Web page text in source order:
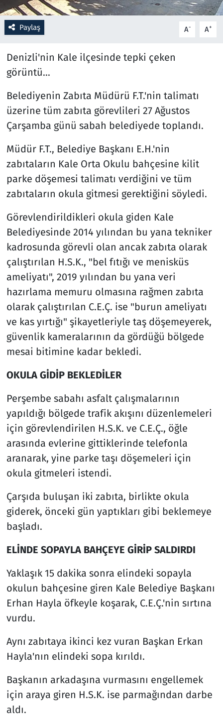
Paylaş A- A+
Denizli'nin Kale ilçesinde tepki çeken
görüntü...
Belediyenin Zabıta Müdürü F.T.'nin talimatı
üzerine tüm zabıta görevlileri 27 Ağustos
Çarşamba günü sabah belediyede toplandı.
Müdür F.T., Belediye Başkanı E.H.'nin
zabıtaların Kale Orta Okulu bahçesine kilit
parke döşemesi talimatı verdiğini ve tüm
zabıtaların okula gitmesi gerektiğini söyledi.
Görevlendirildikleri okula giden Kale
Belediyesinde 2014 yılından bu yana tekniker
kadrosunda görevli olan ancak zabıta olarak
çalıştırılan H.S.K., "bel fıtığı ve menisküs
ameliyatı", 2019 yılından bu yana veri
hazırlama memuru olmasına rağmen zabıta
olarak çalıştırılan C.E.Ç. ise "burun ameliyatı
ve kas yırtığı" şikayetleriyle taş döşemeyerek,
güvenlik kameralarının da gördüğü bölgede
mesai bitimine kadar bekledi.
OKULA GİDİP BEKLEDİLER
Perşembe sabahı asfalt çalışmalarının
yapıldığı bölgede trafik akışını düzenlemeleri
için görevlendirilen H.S.K. ve C.E.Ç., öğle
arasında evlerine gittiklerinde telefonla
aranarak, yine parke taşı döşemeleri için
okula gitmeleri istendi.
Çarşıda buluşan iki zabıta, birlikte okula
giderek, önceki gün yaptıkları gibi beklemeye
başladı.
ELİNDE SOPAYLA BAHÇEYE GİRİP SALDIRDI
Yaklaşık 15 dakika sonra elindeki sopayla
okulun bahçesine giren Kale Belediye Başkanı
Erhan Hayla öfkeyle koşarak, C.E.Ç.'nin sırtına
vurdu.
Aynı zabıtaya ikinci kez vuran Başkan Erkan
Hayla'nın elindeki sopa kırıldı.
Başkanın arkadaşına vurmasını engellemek
için araya giren H.S.K. ise parmağından darbe
aldı.
Seçim 2023
Teknoloji ve Bilim
Televizyon